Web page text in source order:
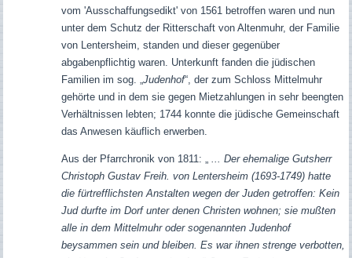
vom 'Ausschaffungsedikt' von 1561 betroffen waren und nun
unter dem Schutz der Ritterschaft von Altenmuhr, der Familie
von Lentersheim, standen und dieser gegenüber
abgabenpflichtig waren. Unterkunft fanden die jüdischen
Familien im sog. „ Judenhof“, der zum Schloss Mittelmuhr
gehörte und in dem sie gegen Mietzahlungen in sehr beengten
Verhältnissen lebten; 1744 konnte die jüdische Gemeinschaft
das Anwesen käuflich erwerben.
Aus der Pfarrchronik von 1811: „
... Der ehemalige Gutsherr
Christoph Gustav Freih. von Lentersheim (1693-1749) hatte
die fürtrefflichsten Anstalten wegen der Juden getroffen: Kein
Jud durfte im Dorf unter denen Christen wohnen; sie mußten
alle in dem Mittelmuhr oder sogenannten Judenhof
beysammen sein und bleiben. Es war ihnen strenge verbotten,